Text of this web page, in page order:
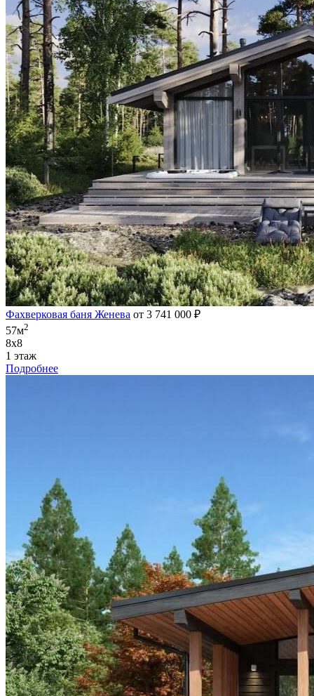
Фахверковая баня Женева от 3 741 000 ₽
57м2
8х8
1 этаж
Подробнее